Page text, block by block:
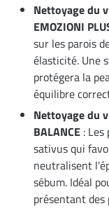
Nettoyage du
EMOZIONI
sur les parois
élasticité. Une
protégera la
équilibre
Nettoyage du
BALANCE :
sativus qui
neutralisent
sébum. Idéal
présentant des